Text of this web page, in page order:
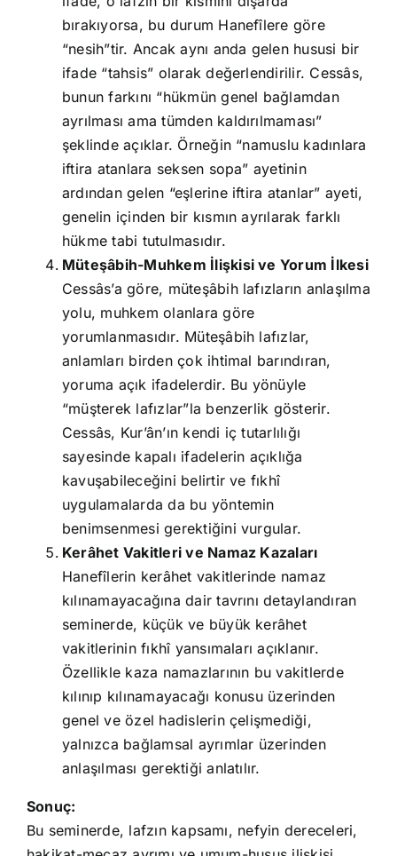
bırakıyorsa, bu durum Hanefîlere göre
“nesih”tir. Ancak aynı anda gelen hususi bir
ifade “tahsis” olarak değerlendirilir. Cessâs,
bunun farkını “hükmün genel bağlamdan
ayrılması ama tümden kaldırılmaması”
şeklinde açıklar. Örneğin “namuslu kadınlara
iftira atanlara seksen sopa” ayetinin
ardından gelen “eşlerine iftira atanlar” ayeti,
genelin içinden bir kısmın ayrılarak farklı
hükme tabi tutulmasıdır.
Müteşâbih-Muhkem İlişkisi ve Yorum İlkesi
Cessâs’a göre, müteşâbih lafızların anlaşılma
yolu, muhkem olanlara göre
yorumlanmasıdır. Müteşâbih lafızlar,
anlamları birden çok ihtimal barındıran,
yoruma açık ifadelerdir. Bu yönüyle
“müşterek lafızlar”la benzerlik gösterir.
Cessâs, Kur’ân’ın kendi iç tutarlılığı
sayesinde kapalı ifadelerin açıklığa
kavuşabileceğini belirtir ve fıkhî
uygulamalarda da bu yöntemin
benimsenmesi gerektiğini vurgular.
Kerâhet Vakitleri ve Namaz Kazaları
Hanefîlerin kerâhet vakitlerinde namaz
kılınamayacağına dair tavrını detaylandıran
seminerde, küçük ve büyük kerâhet
vakitlerinin fıkhî yansımaları açıklanır.
Özellikle kaza namazlarının bu vakitlerde
kılınıp kılınamayacağı konusu üzerinden
genel ve özel hadislerin çelişmediği,
yalnızca bağlamsal ayrımlar üzerinden
anlaşılması gerektiği anlatılır.
Sonuç:
Bu seminerde, lafzın kapsamı, nefyin dereceleri,